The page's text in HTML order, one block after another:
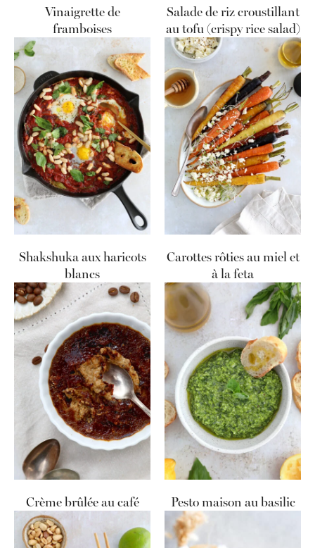
Vinaigrette de
framboises
Salade de riz croustillant
au tofu (crispy rice salad)
Shakshuka aux haricots
blancs
Carottes rôties au miel et
à la feta
Crème brûlée au café Pesto maison au basilic